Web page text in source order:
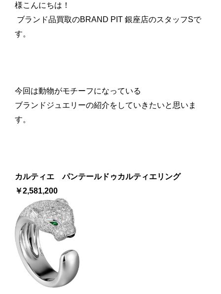
様こんにちは！
ブランド品買取のBRAND PIT 銀座店のスタッフSで
す。
今回は動物がモチーフになっている
ブランドジュエリーの紹介をしていきたいと思いま
す。
カルティエ パンテールドゥカルティエリング
￥2,581,200